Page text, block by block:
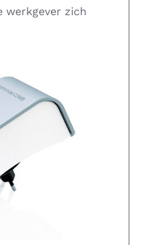
werkgever zich